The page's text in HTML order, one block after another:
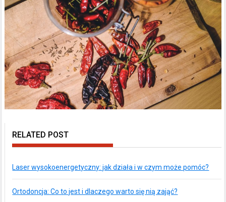
RELATED POST
Laser wysokoenergetyczny: jak działa i w czym może pomóc?
Ortodoncja: Co to jest i dlaczego warto się nią zająć?